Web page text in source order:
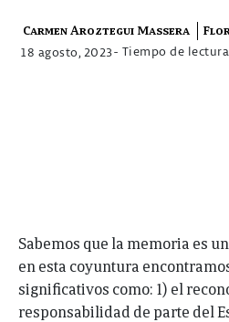
Carmen Aroztegui Massera
18 agosto, 2023- Tiempo de
Sabemos que la memoria es
en esta coyuntura
significativos como: 1) el
responsabilidad de parte del